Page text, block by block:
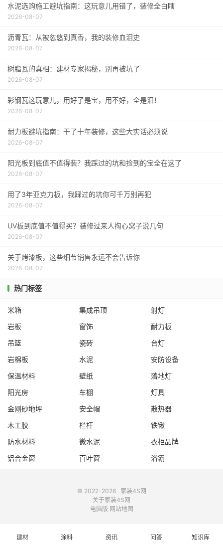
水泥选购施工避坑指南：这玩意儿用错了，装修全白瞎
2026-08-07
沥青瓦：从被忽悠到真香，我的装修血泪史
2026-08-07
树脂瓦的真相：建材专家揭秘，别再被坑了
2026-08-07
彩钢瓦这玩意儿，用好了是宝，用不好，全是泪！
2026-08-07
耐力板避坑指南：干了十年装修，这些大实话必须说
2026-08-07
阳光板到底值不值得装？我踩过的坑和捡到的宝全在这了
2026-08-07
用了3年亚克力板，我踩过的坑你可千万别再犯
2026-08-07
UV板到底值不值得买？装修过来人掏心窝子说几句
2026-08-07
关于烤漆板，这些细节销售永远不会告诉你
2026-08-07
热门标签
米箱 集成吊顶
射灯
岩板
窗饰
耐力板
吊篮
瓷砖
台灯
岩棉板
水泥
安防设备
保温材料
壁纸
落地灯
阳光房
车棚
灯具
金刚砂地坪
安全帽
散热器
木工胶
栏杆
铁锹
防水材料
微水泥
衣柜品牌
铝合金窗
百叶窗 浴霸
© 2022-2026 家装4S网
关于家装4S网
电脑版 网站地图
建材 涂料 资讯 问答 知识库